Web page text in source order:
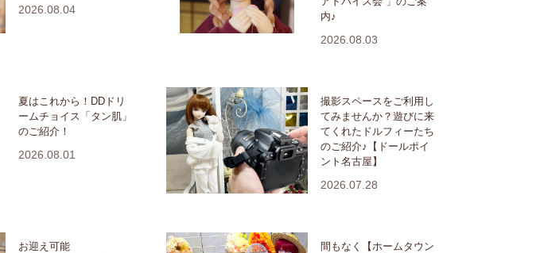
2026.08.04
内♪
2026.08.03
夏はこれから！DDドリ
ームチョイス「タン肌」
のご紹介！
2026.08.01
撮影スペースをご利用し
てみませんか？遊びに来
てくれたドルフィーたち
のご紹介♪【ドールポイ
ント名古屋】
2026.07.28
お迎え可能
間もなく【ホームタウン